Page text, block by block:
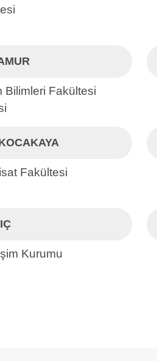
Bilimleri Fakültesi
Fakültesi
Kurumu